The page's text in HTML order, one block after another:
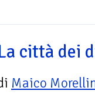
città dei
Maico